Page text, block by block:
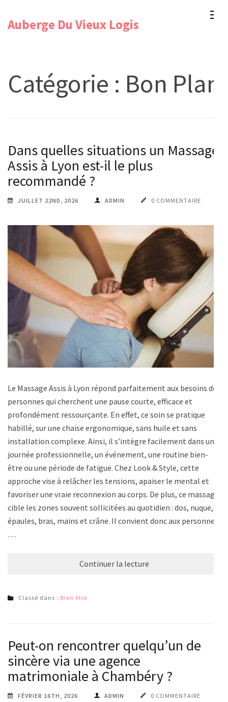
Auberge Du Vieux Logis
Catégorie : Bon Plan
Dans quelles situations un Massage
Assis à Lyon est-il le plus
recommandé ?
JUILLET 22ND, 2026 ADMIN 0 COMMENTAIRE
Le Massage Assis à Lyon répond parfaitement aux besoins des
personnes qui cherchent une pause courte, efficace et
profondément ressourçante. En effet, ce soin se pratique
habillé, sur une chaise ergonomique, sans huile et sans
installation complexe. Ainsi, il s’intègre facilement dans une
journée professionnelle, un événement, une routine bien-
être ou une période de fatigue. Chez Look & Style, cette
approche vise à relâcher les tensions, apaiser le mental et
favoriser une vraie reconnexion au corps. De plus, ce massage
cible les zones souvent sollicitées au quotidien : dos, nuque,
épaules, bras, mains et crâne. Il convient donc aux personnes
…
Continuer la lecture
Classé dans : Bien étre
Peut-on rencontrer quelqu’un de
sincère via une agence
matrimoniale à Chambéry ?
FÉVRIER 16TH, 2026 ADMIN 0 COMMENTAIRE